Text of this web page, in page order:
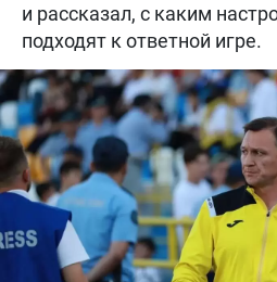
и рассказал, с каким
подходят к ответной игре.